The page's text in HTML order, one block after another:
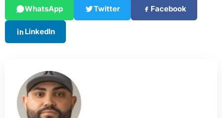
WhatsApp Twitter Facebook
LinkedIn